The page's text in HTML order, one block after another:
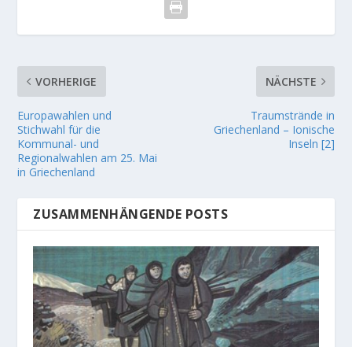
VORHERIGE
Europawahlen und
Stichwahl für die
Kommunal- und
Regionalwahlen am 25. Mai
in Griechenland
NÄCHSTE
Traumstrände in
Griechenland – Ionische
Inseln [2]
ZUSAMMENHÄNGENDE POSTS